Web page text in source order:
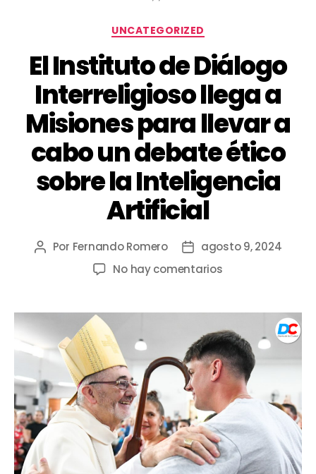
UNCATEGORIZED
El Instituto de Diálogo
Interreligioso llega a
Misiones para llevar a
cabo un debate ético
sobre la Inteligencia
Artificial
Por Fernando Romero
agosto 9, 2024
No hay comentarios